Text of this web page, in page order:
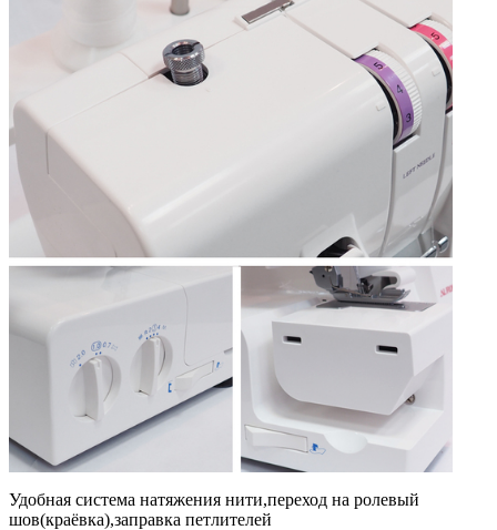
Удобная система натяжения нити,переход на ролевый
шов(краёвка),заправка петлителей